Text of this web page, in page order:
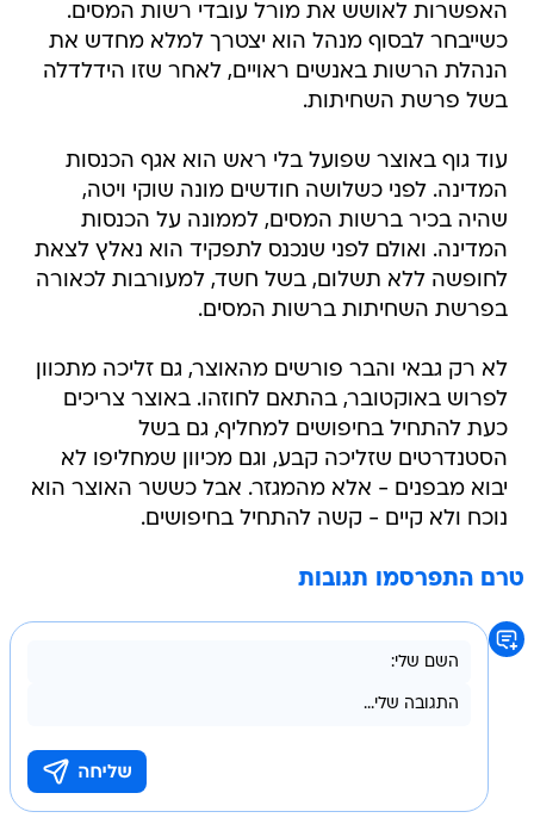
האפשרות לאושש את מורל עובדי רשות המסים.
כשייבחר לבסוף מנהל הוא יצטרך למלא מחדש את
הנהלת הרשות באנשים ראויים, לאחר שזו הידלדלה
בשל פרשת השחיתות.
עוד גוף באוצר שפועל בלי ראש הוא אגף הכנסות
המדינה. לפני כשלושה חודשים מונה שוקי ויטה,
שהיה בכיר ברשות המסים, לממונה על הכנסות
המדינה. ואולם לפני שנכנס לתפקיד הוא נאלץ לצאת
לחופשה ללא תשלום, בשל חשד, למעורבות לכאורה
בפרשת השחיתות ברשות המסים.
לא רק גבאי והבר פורשים מהאוצר, גם זליכה מתכוון
לפרוש באוקטובר, בהתאם לחוזהו. באוצר צריכים
כעת להתחיל בחיפושים למחליף, גם בשל
הסטנדרטים שזליכה קבע, וגם מכיוון שמחליפו לא
יבוא מבפנים - אלא מהמגזר. אבל כששר האוצר הוא
נוכח ולא קיים - קשה להתחיל בחיפושים.
טרם התפרסמו תגובות